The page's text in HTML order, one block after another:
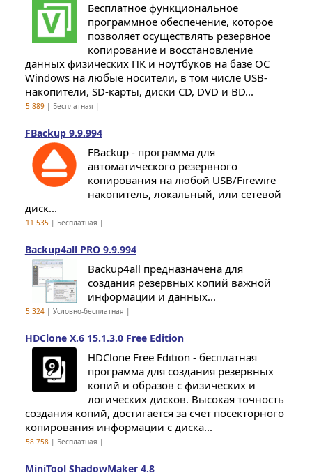
Бесплатное функциональное
программное обеспечение, которое
позволяет осуществлять резервное
копирование и восстановление
данных физических ПК и ноутбуков на базе ОС
Windows на любые носители, в том числе USB-
накопители, SD-карты, диски CD, DVD и BD...
5 889| Бесплатная |
FBackup 9.9.994
FBackup - программа для
автоматического резервного
копирования на любой USB/Firewire
накопитель, локальный, или сетевой
диск...
11 535| Бесплатная |
Backup4all PRO 9.9.994
Backup4all предназначена для
создания резервных копий важной
информации и данных...
5 324| Условно-бесплатная |
HDClone X.6 15.1.3.0 Free Edition
HDClone Free Edition - бесплатная
программа для создания резервных
копий и образов с физических и
логических дисков. Высокая точность
создания копий, достигается за счет посекторного
копирования информации с диска...
58 758| Бесплатная |
MiniTool ShadowMaker 4.8